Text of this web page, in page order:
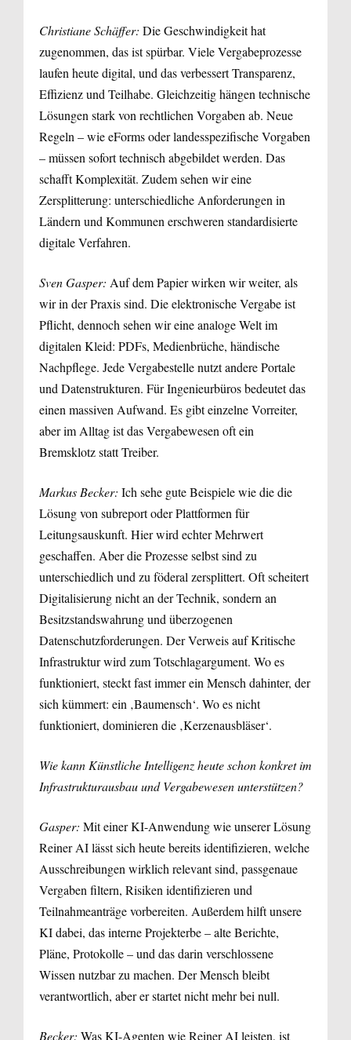
Christiane Schäffer: Die Geschwindigkeit hat
zugenommen, das ist spürbar. Viele Vergabeprozesse
laufen heute digital, und das verbessert Transparenz,
Effizienz und Teilhabe. Gleichzeitig hängen technische
Lösungen stark von rechtlichen Vorgaben ab. Neue
Regeln – wie eForms oder landesspezifische Vorgaben
– müssen sofort technisch abgebildet werden. Das
schafft Komplexität. Zudem sehen wir eine
Zersplitterung: unterschiedliche Anforderungen in
Ländern und Kommunen erschweren standardisierte
digitale Verfahren.
Sven Gasper: Auf dem Papier wirken wir weiter, als
wir in der Praxis sind. Die elektronische Vergabe ist
Pflicht, dennoch sehen wir eine analoge Welt im
digitalen Kleid: PDFs, Medienbrüche, händische
Nachpflege. Jede Vergabestelle nutzt andere Portale
und Datenstrukturen. Für Ingenieurbüros bedeutet das
einen massiven Aufwand. Es gibt einzelne Vorreiter,
aber im Alltag ist das Vergabewesen oft ein
Bremsklotz statt Treiber.
Markus Becker: Ich sehe gute Beispiele wie die die
Lösung von subreport oder Plattformen für
Leitungsauskunft. Hier wird echter Mehrwert
geschaffen. Aber die Prozesse selbst sind zu
unterschiedlich und zu föderal zersplittert. Oft scheitert
Digitalisierung nicht an der Technik, sondern an
Besitzstandswahrung und überzogenen
Datenschutzforderungen. Der Verweis auf Kritische
Infrastruktur wird zum Totschlagargument. Wo es
funktioniert, steckt fast immer ein Mensch dahinter, der
sich kümmert: ein ‚Baumensch‘. Wo es nicht
funktioniert, dominieren die ‚Kerzenausbläser‘.
Wie kann Künstliche Intelligenz heute schon konkret im
Infrastrukturausbau und Vergabewesen unterstützen?
Gasper: Mit einer KI-Anwendung wie unserer Lösung
Reiner AI lässt sich heute bereits identifizieren, welche
Ausschreibungen wirklich relevant sind, passgenaue
Vergaben filtern, Risiken identifizieren und
Teilnahmeanträge vorbereiten. Außerdem hilft unsere
KI dabei, das interne Projekterbe – alte Berichte,
Pläne, Protokolle – und das darin verschlossene
Wissen nutzbar zu machen. Der Mensch bleibt
verantwortlich, aber er startet nicht mehr bei null.
Becker: Was KI-Agenten wie Reiner AI leisten, ist